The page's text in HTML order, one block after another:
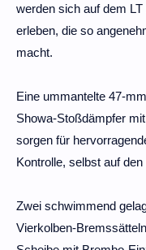
werden sich auf dem
erleben, die so
macht.
Eine ummantelte 47-
Showa-Stoßdämpfer
sorgen für
Kontrolle, selbst auf
Zwei schwimmend
Vierkolben-